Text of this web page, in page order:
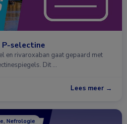
P-selectine
en rivaroxaban gaat gepaard met
Dit …
Lees meer →
Nefrologie